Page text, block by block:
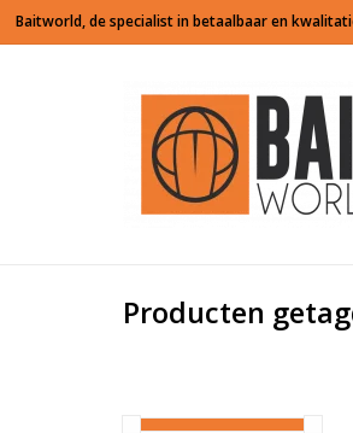
Producten